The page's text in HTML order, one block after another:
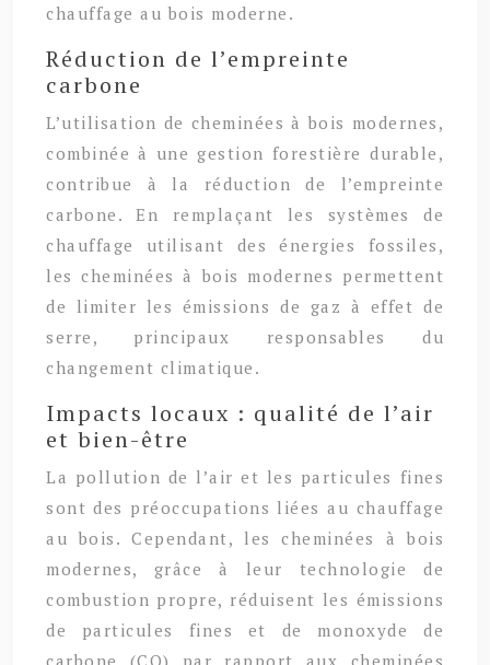
chauffage au bois moderne.
Réduction de l’empreinte
carbone
L’utilisation de cheminées à bois modernes,
combinée à une gestion forestière durable,
contribue à la réduction de l’empreinte
carbone. En remplaçant les systèmes de
chauffage utilisant des énergies fossiles,
les cheminées à bois modernes permettent
de limiter les émissions de gaz à effet de
serre, principaux responsables du
changement climatique.
Impacts locaux : qualité de l’air
et bien-être
La pollution de l’air et les particules fines
sont des préoccupations liées au chauffage
au bois. Cependant, les cheminées à bois
modernes, grâce à leur technologie de
combustion propre, réduisent les émissions
de particules fines et de monoxyde de
carbone (CO) par rapport aux cheminées